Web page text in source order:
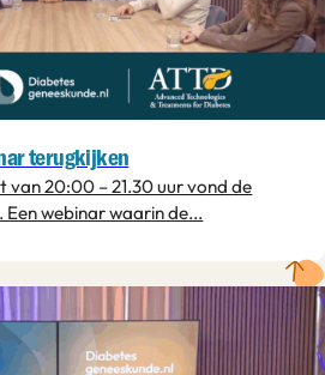
terugkijken
van 20:00 – 21.30 uur vond de
webinar waarin de...